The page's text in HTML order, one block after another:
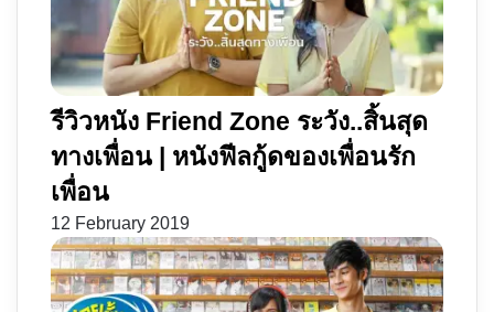
รีวิวหนัง Friend Zone ระวัง..สิ้นสุด
ทางเพื่อน | หนังฟีลกู้ดของเพื่อนรัก
เพื่อน
12 February 2019